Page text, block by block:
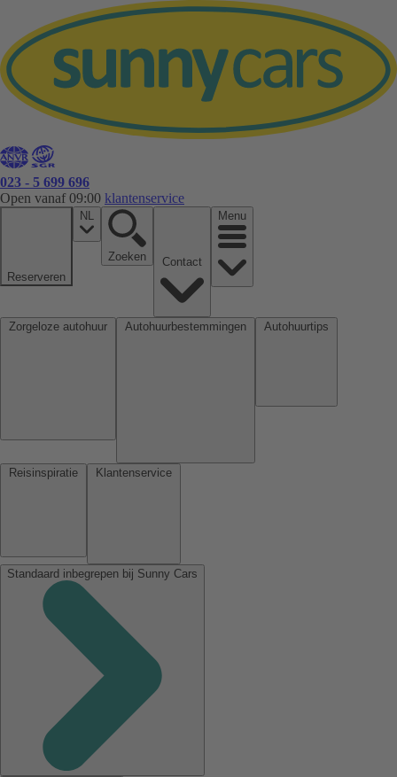
023 - 5 699 696
Open vanaf 09:00 klantenservice
Reserveren
NL
Zoeken
Menu
Standaard inbegrepen bij Sunny Cars